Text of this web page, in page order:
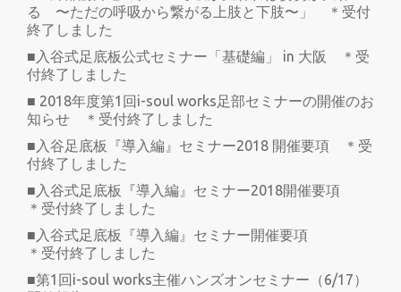
る 〜ただの呼吸から繋がる上肢と下肢〜」 ＊受付
終了しました
■入谷式足底板公式セミナー「基礎編」 in 大阪 ＊受
付終了しました
■ 2018年度第1回i-soul works足部セミナーの開催のお
知らせ ＊受付終了しました
■入谷足底板『導入編』セミナー2018 開催要項 ＊受
付終了しました
■入谷式足底板『導入編』セミナー2018開催要項
＊受付終了しました
■入谷式足底板『導入編』セミナー開催要項
＊受付終了しました
■第1回i-soul works主催ハンズオンセミナー（6/17）